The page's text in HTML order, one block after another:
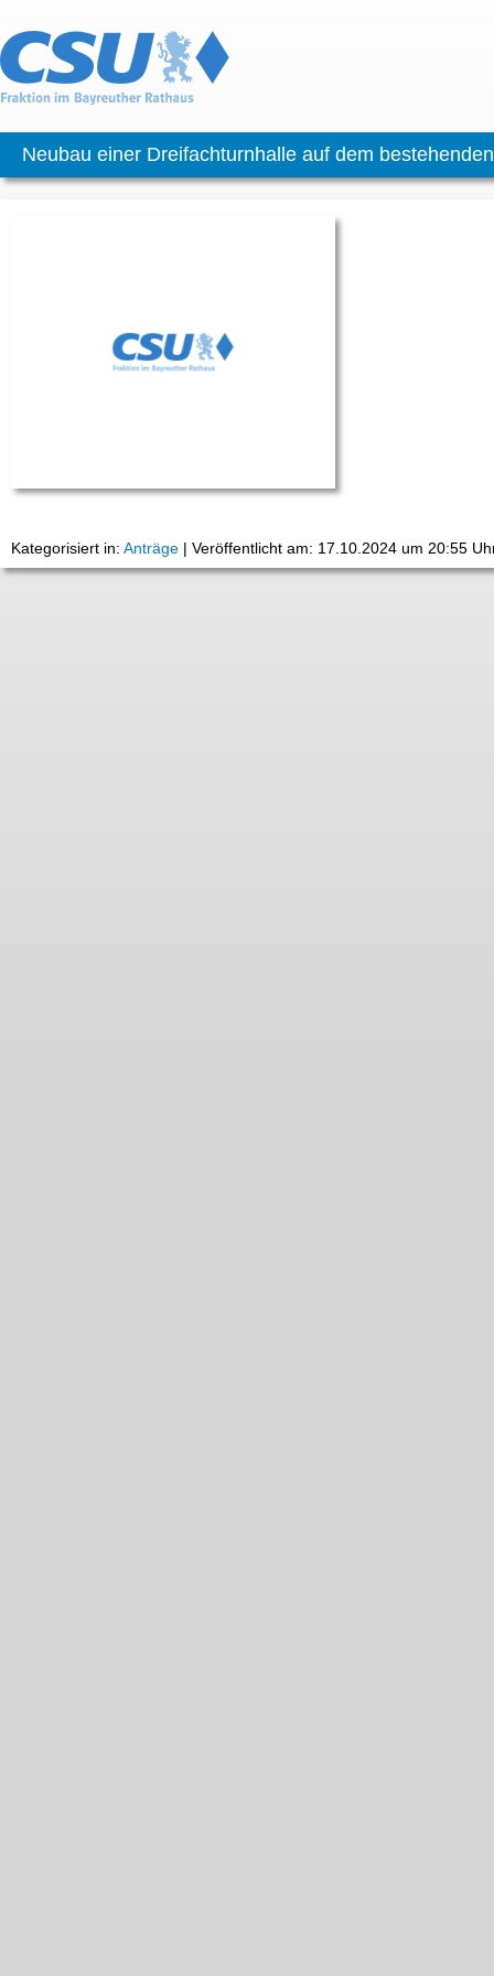
Neubau einer Dreifachturnhalle auf dem
Kategorisiert in: Anträge | Veröffentlicht am: 17.10.2024 um 20:55